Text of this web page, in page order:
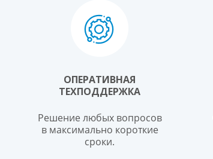
ОПЕРАТИВНАЯ
ТЕХПОДДЕРЖКА
Решение любых вопросов
в максимально короткие
сроки.